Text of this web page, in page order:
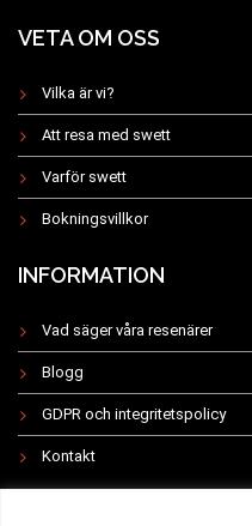
VETA OM OSS
Vilka är vi?
Att resa med swett
Varför swett
Bokningsvillkor
INFORMATION
Vad säger våra resenärer
Blogg
GDPR och integritetspolicy
Kontakt